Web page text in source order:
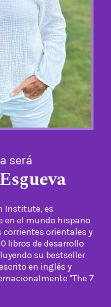
será
Institute, es
en el mundo hispano
corrientes orientales y
libros de desarrollo
su bestseller
en inglés y
"The 7